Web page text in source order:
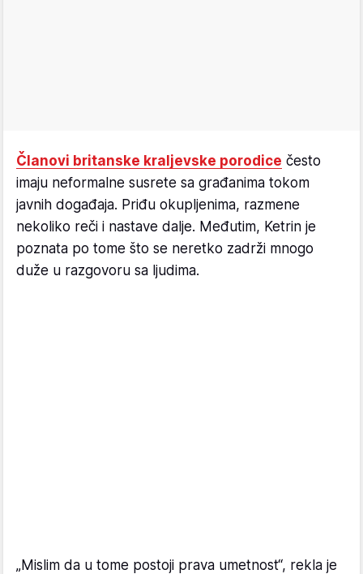
Članovi britanske kraljevske porodice često
imaju neformalne susrete sa građanima tokom
javnih događaja. Priđu okupljenima, razmene
nekoliko reči i nastave dalje. Međutim, Ketrin je
poznata po tome što se neretko zadrži mnogo
duže u razgovoru sa ljudima.
„Mislim da u tome postoji prava umetnost“, rekla je